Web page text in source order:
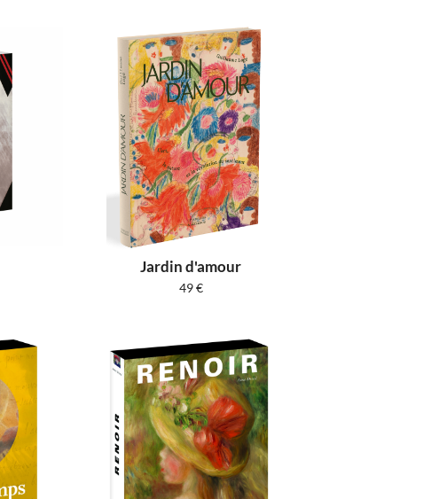
Jardin d'amour
49€